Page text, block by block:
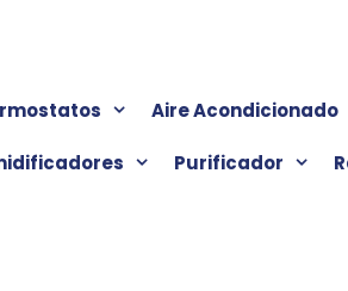
Aire Acondicionado
Purificador